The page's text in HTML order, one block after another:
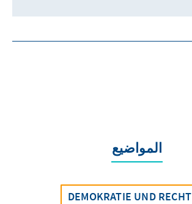
المواضيع
DEMOKRATIE UND RECHT